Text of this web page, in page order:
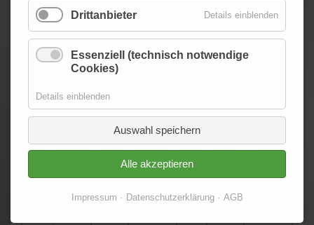
8 9 10 11 12
13
Tanzparty
14 15 16 17 18 19
20
für
Drittanbieter Details einblenden
Essenziell (technisch notwendige
Cookies)
Details einblenden
Auswahl speichern
Alle akzeptieren
Impressum Datenschutzerklärung AGB